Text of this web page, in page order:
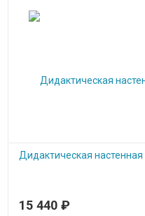
Дидактическая
Под заказ
15 440 ₽